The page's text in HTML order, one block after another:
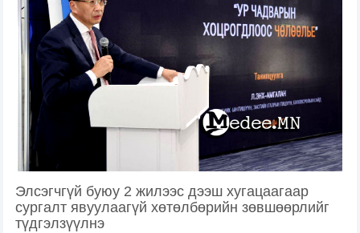
Элсэгчгүй буюу 2 жилээс дээш хугацаагаар
сургалт явуулаагүй хөтөлбөрийн зөвшөөрлийг
түдгэлзүүлнэ